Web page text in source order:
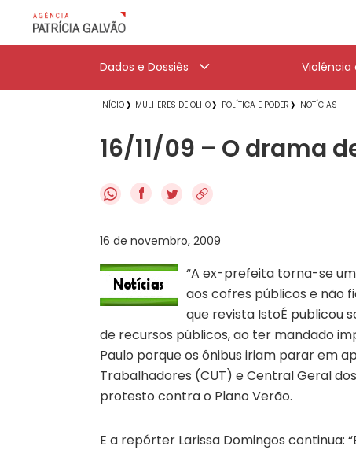
Dados e Dossiês Violência
INÍCIO MULHERES DE OLHO POLÍTICA E PODER NOTÍCIAS
16/11/09 – O drama
f
16 de novembro, 2009
“A ex-prefeita torna-se
aos cofres públicos e não
que revista IstoÉ publicou
de recursos públicos, ao ter mandado
Paulo porque os ônibus iriam parar em
Trabalhadores (CUT) e Central Geral
protesto contra o Plano Verão.
E a repórter Larissa Domingos continua: